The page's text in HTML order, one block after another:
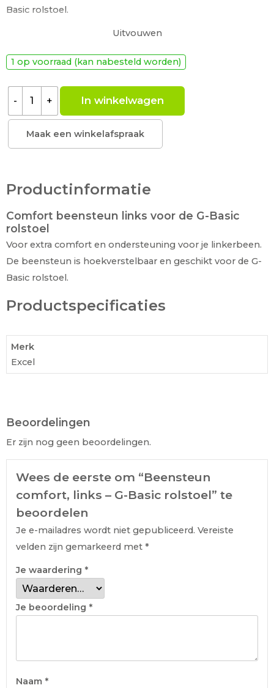
Basic rolstoel.
In hoogte en lengte verstelbaar
Voorzien van wegklapbare kuitplaat
Lees meer
Uitvouwen
1 op voorraad (kan nabesteld worden)
- + In winkelwagen
Maak een winkelafspraak
Productinformatie
Comfort beensteun links voor de G-Basic
rolstoel
Voor extra comfort en ondersteuning voor je linkerbeen.
De beensteun is hoekverstelbaar en geschikt voor de G-
Basic rolstoel.
Productspecificaties
Merk
Excel
Beoordelingen
Er zijn nog geen beoordelingen.
Wees de eerste om “Beensteun
comfort, links – G-Basic rolstoel” te
beoordelen
Je e-mailadres wordt niet gepubliceerd. Vereiste
velden zijn gemarkeerd met *
Je waardering *
Je beoordeling *
Naam *